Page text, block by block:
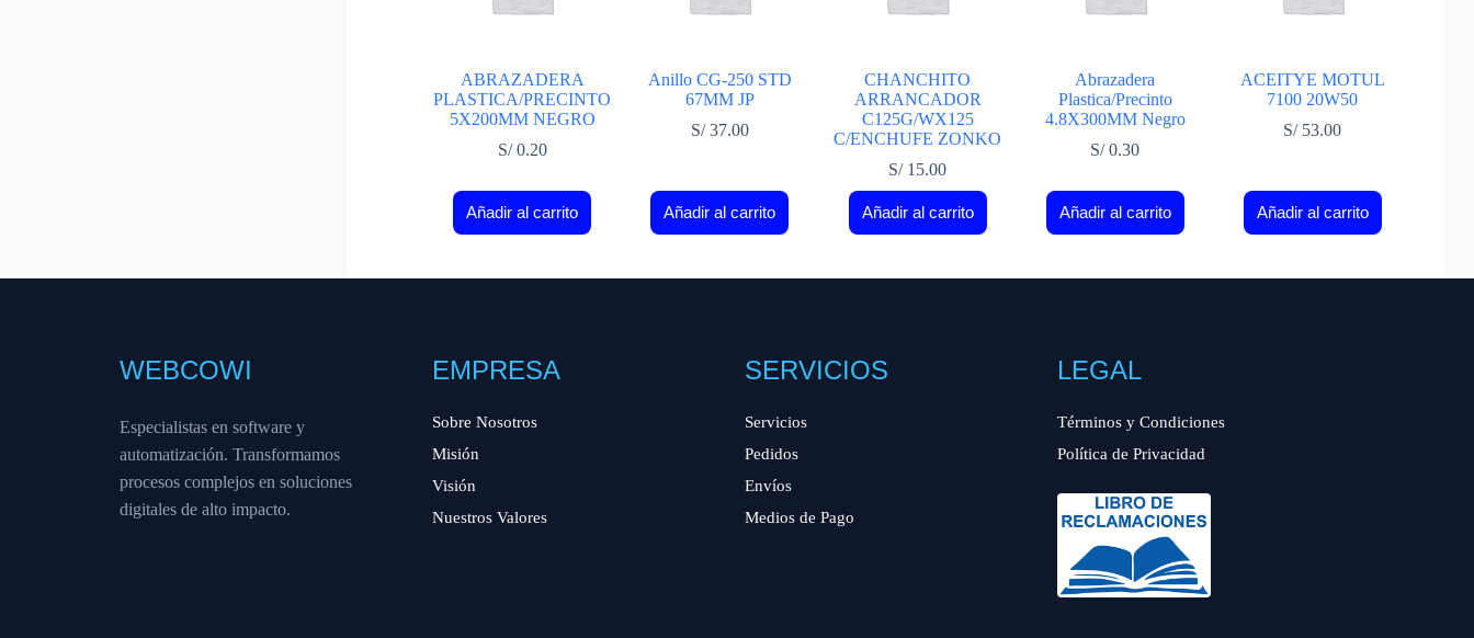
ABRAZADERA
PLASTICA/PRECINTO
5X200MM NEGRO
S/0.20
Añadir al carrito
Anillo CG-250 STD
67MM JP
S/37.00
Añadir al carrito
CHANCHITO
ARRANCADOR
C125G/WX125
C/ENCHUFE ZONKO
S/15.00
Añadir al carrito
Abrazadera
Plastica/Precinto
4.8X300MM Negro
S/0.30
Añadir al carrito
ACEITYE MOTUL
7100 20W50
S/53.00
Añadir al carrito
WEBCOWI
Especialistas en software y
automatización. Transformamos
procesos complejos en soluciones
digitales de alto impacto.
EMPRESA
Sobre Nosotros
Misión
Visión
Nuestros Valores
SERVICIOS
Servicios
Pedidos
Envíos
Medios de Pago
LEGAL
Términos y Condiciones
Política de Privacidad